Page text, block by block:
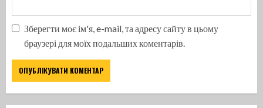
Зберегти моє ім'я, e-mail, та адресу сайту в цьому
браузері для моїх подальших коментарів.